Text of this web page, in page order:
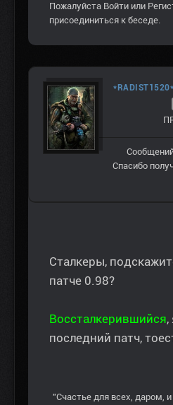
Пожалуйста Войти или
присоединиться к беседе.
*RADIST1520*
Спасибо
Сталкеры,
патче 0.98?
Воссталкерившийся,
последний патч,
"Счастье для всех, даром,